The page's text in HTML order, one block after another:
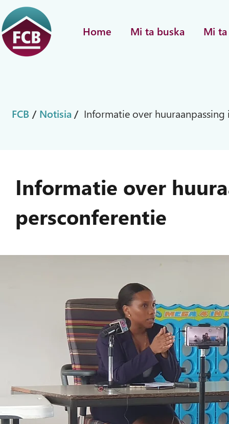
Home Mi ta buska Mi
FCB / Notisia / Informatie over
Informatie over
persconferentie